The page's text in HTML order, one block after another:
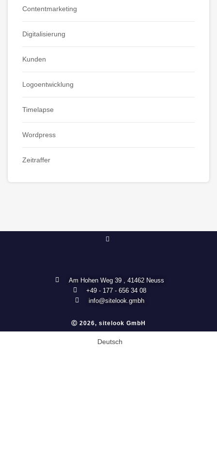
Contentmarketing
Digitalisierung
Kunden
Logoentwicklung
Timelapse
Wordpress
Zeitraffer
Am Hohen Weg 39 , 41462 Neuss
+49 - 177 - 656 34 08
info@sitelook.gmbh
Ⓒ 2026, sitelook GmbH
Deutsch